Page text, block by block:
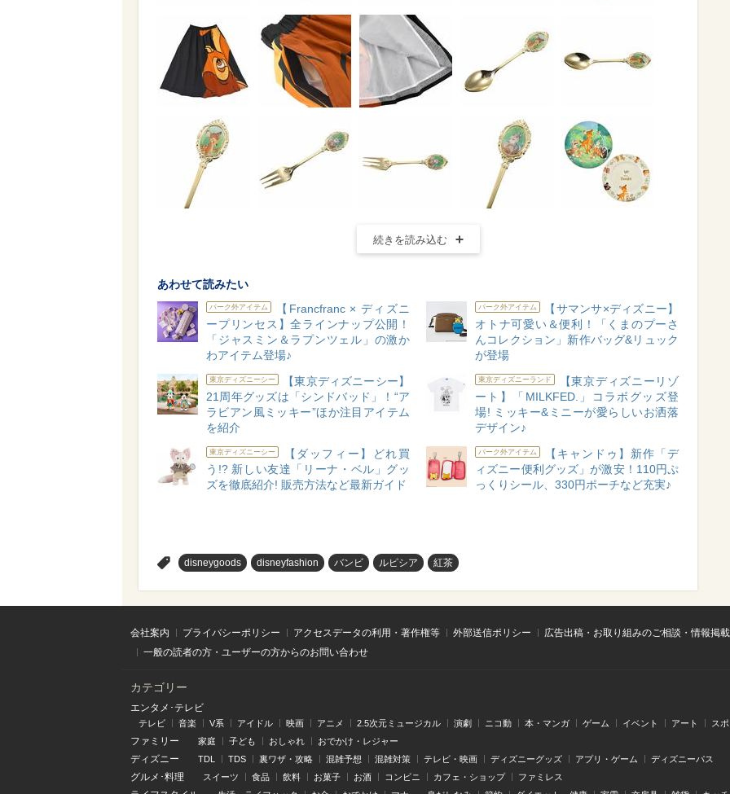
続きを読み込む
あわせて読みたい
パーク外アイテム
【Francfranc × ディズニ
ープリンセス】全ラインナップ公開！
「ジャスミン＆ラプンツェル」の激か
わアイテム登場♪
パーク外アイテム
【サマンサ×ディズニー】
オトナ可愛い＆便利！「くまのプーさ
んコレクション」新作バッグ&リュック
が登場
東京ディズニーシー
【東京ディズニーシー】
21周年グッズは「シンドバッド」！“ア
ラビアン風ミッキー”ほか注目アイテム
を紹介
東京ディズニーランド
【東京ディズニーリゾ
ート】「MILKFED.」コラボグッズ登
場! ミッキー&ミニーが愛らしいお洒落
デザイン♪
東京ディズニーシー
【ダッフィー】どれ買
う!? 新しい友達「リーナ・ベル」グッ
ズを徹底紹介! 販売方法など最新ガイド
パーク外アイテム
【キャンドゥ】新作「デ
ィズニー便利グッズ」が激安！110円ぷ
っくりシール、330円ポーチなど充実♪
disneygoods disneyfashion バンビ ルピシア 紅茶
会社案内 プライバシーポリシー アクセスデータの利用・著作権等 外部送信ポリシー
広告出稿・お取り組みのご相談・情報掲
一般の読者の方・ユーザーの方からのお問い合わせ
カテゴリー
エンタメ･テレビ
テレビ 音楽 V系 アイドル 映画 アニメ 2.5次元ミュージカル 演劇 ニコ動 本・マンガ ゲーム イベント アート ス
ファミリー 家庭 子ども おしゃれ おでかけ・レジャー
ディズニー TDL TDS 裏ワザ・攻略 混雑予想 混雑対策 テレビ・映画 ディズニーグッズ アプリ・ゲーム ディズニーパス
グルメ･料理 スイーツ 食品 飲料 お菓子 お酒 コンビニ カフェ・ショップ ファミレス